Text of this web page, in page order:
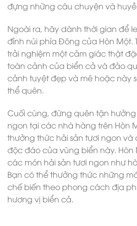
đựng những câu chuyện và
Ngoài ra, hãy dành thời gian để
đỉnh núi phía Đông của Hòn Một.
trải nghiệm một cảm giác thật
toàn cảnh của biển cả và đảo
cảnh tuyệt đẹp và mê hoặc này
thể quên.
Cuối cùng, đừng quên tận
ngon tại các nhà hàng trên Hòn
thưởng thức hải sản tươi ngon
độc đáo của vùng biển này. Hòn
các món hải sản tươi ngon như
Bạn có thể thưởng thức những
chế biến theo phong cách địa
hương vị biển cả.